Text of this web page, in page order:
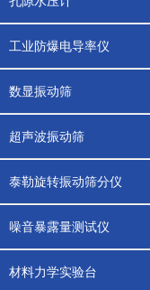
工业防爆电导率仪
数显振动筛
超声波振动筛
泰勒旋转振动筛分仪
噪音暴露量测试仪
材料力学实验台